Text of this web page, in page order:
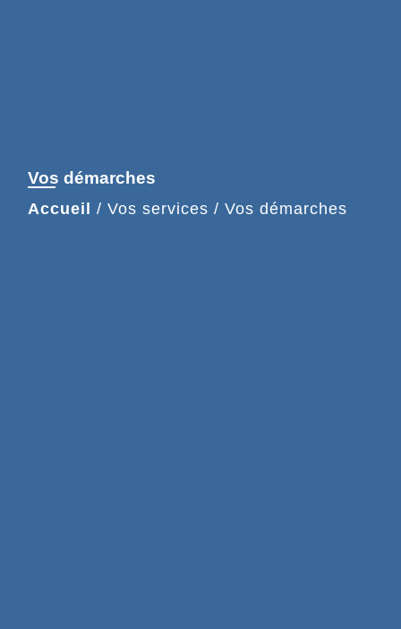
Vos démarches
Accueil / Vos services / Vos démarches